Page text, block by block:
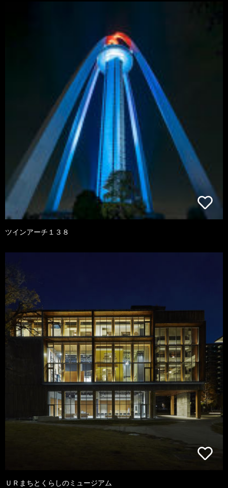
ツインアーチ１３８
ＵＲまちとくらしのミュージアム